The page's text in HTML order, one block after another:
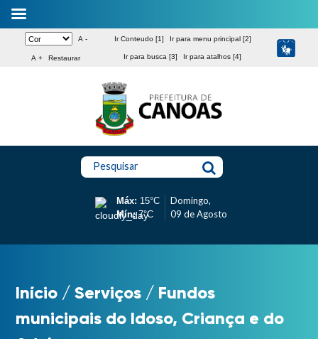
A -
A + Restaurar
Ir Conteudo [1] Ir para menu principal [2]
Ir para busca [3] Ir para atalhos [4]
Pesquisar
Máx: 15°C
Mín:7°C
Domingo,
09 de Agosto
Início /Serviços / Fundos
municipais do Idoso, Criança e do